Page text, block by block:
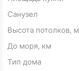
Санузел
Высота потолков, м
До моря, км
Тип дома